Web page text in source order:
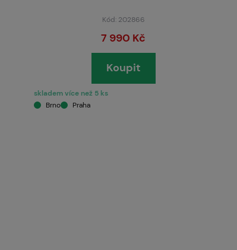
Kód: 202866
7 990 Kč
Koupit
skladem více než 5 ks
Brno
Praha